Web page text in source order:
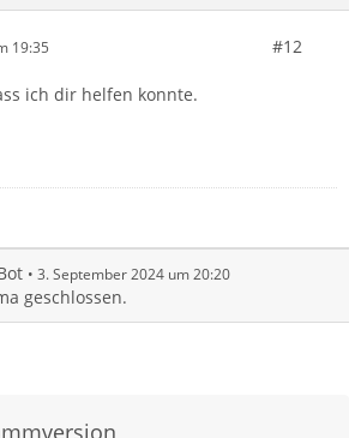
19:35 #12
ich dir helfen konnte.
3. September 2024 um 20:20
geschlossen.